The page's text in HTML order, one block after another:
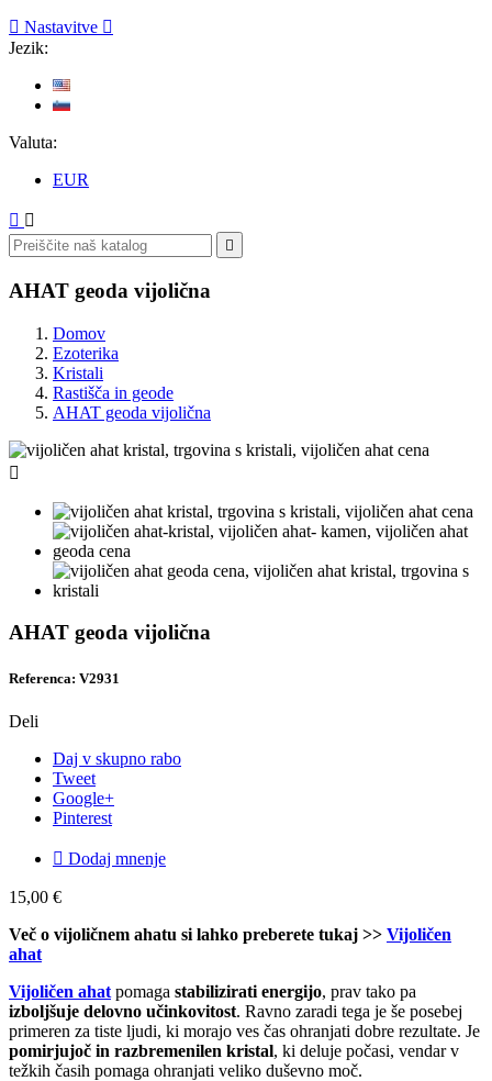
 Nastavitve 
Jezik:
Valuta:
EUR
 

AHAT geoda vijolična
Domov
Ezoterika
Kristali
Rastišča in geode
AHAT geoda vijolična

AHAT geoda vijolična
Referenca: V2931
Deli
Daj v skupno rabo
Tweet
Google+
Pinterest
 Dodaj mnenje
15,00 €
Več o vijoličnem ahatu si lahko preberete tukaj >> Vijoličen
ahat
Vijoličen ahat pomaga stabilizirati energijo, prav tako pa
izboljšuje delovno učinkovitost. Ravno zaradi tega je še posebej
primeren za tiste ljudi, ki morajo ves čas ohranjati dobre rezultate. Je
pomirjujoč in razbremenilen kristal, ki deluje počasi, vendar v
težkih časih pomaga ohranjati veliko duševno moč.